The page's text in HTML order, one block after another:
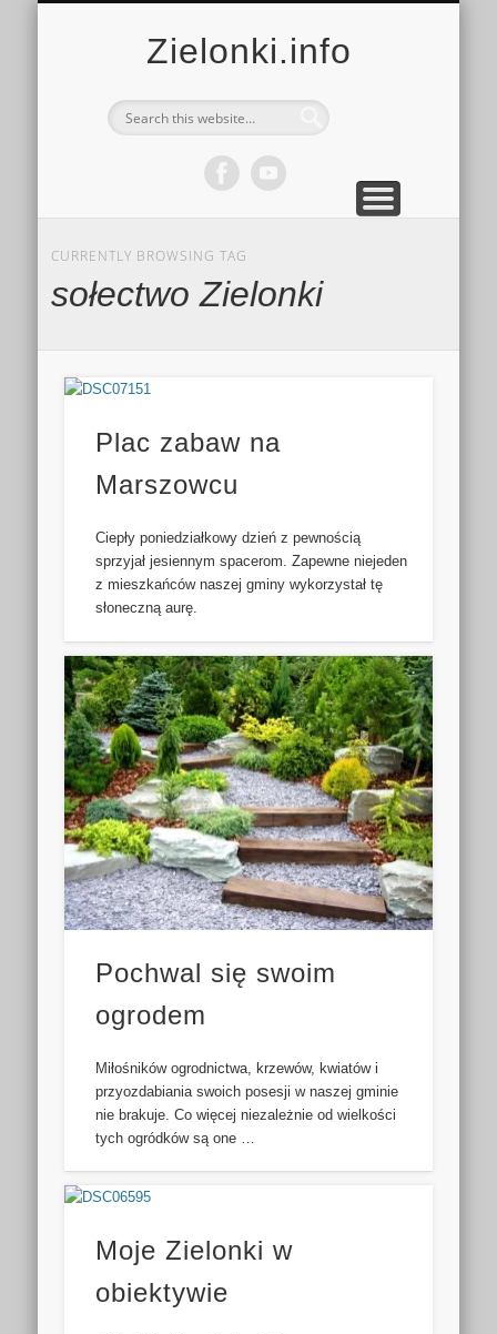
Zielonki.info
CURRENTLY BROWSING TAG
sołectwo Zielonki
Plac zabaw na
Marszowcu
Ciepły poniedziałkowy dzień z pewnością
sprzyjał jesiennym spacerom. Zapewne niejeden
z mieszkańców naszej gminy wykorzystał tę
słoneczną aurę.
Pochwal się swoim
ogrodem
Miłośników ogrodnictwa, krzewów, kwiatów i
przyozdabiania swoich posesji w naszej gminie
nie brakuje. Co więcej niezależnie od wielkości
tych ogródków są one …
Moje Zielonki w
obiektywie